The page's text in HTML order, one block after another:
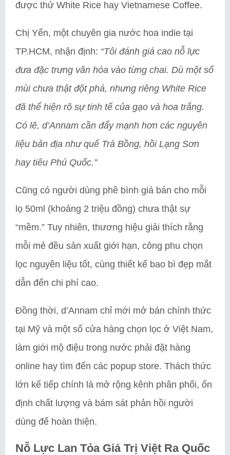
được thử White Rice hay Vietnamese Coffee.
Chị Yến, một chuyên gia nước hoa indie tại
TP.HCM, nhận định: “Tôi đánh giá cao nỗ lực
đưa đặc trưng văn hóa vào từng chai. Dù một số
mùi chưa thật đột phá, nhưng riêng White Rice
đã thể hiện rõ sự tinh tế của gạo và hoa trắng.
Có lẽ, d’Annam cần đẩy mạnh hơn các nguyên
liệu bản địa như quế Trà Bồng, hồi Lạng Sơn
hay tiêu Phú Quốc.”
Cũng có người dùng phê bình giá bán cho mỗi
lọ 50ml (khoảng 2 triệu đồng) chưa thật sự
“mềm.” Tuy nhiên, thương hiệu giải thích rằng
mỗi mẻ đều sản xuất giới hạn, công phu chọn
lọc nguyên liệu tốt, cùng thiết kế bao bì đẹp mắt
dẫn đến chi phí cao.
Đồng thời, d’Annam chỉ mới mở bán chính thức
tại Mỹ và một số cửa hàng chọn lọc ở Việt Nam,
làm giới mộ điệu trong nước phải đặt hàng
online hay tìm đến các popup store. Thách thức
lớn kế tiếp chính là mở rộng kênh phân phối, ổn
định chất lượng và bám sát phản hồi người
dùng để hoàn thiện.
Nỗ Lực Lan Tỏa Giá Trị Việt Ra Quốc